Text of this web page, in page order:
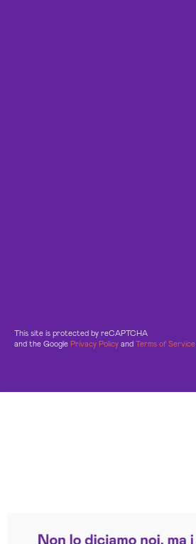
This site is protected by reCAPTCHA
and the Google Privacy Policy and Terms of Service
Trustpilot